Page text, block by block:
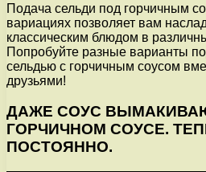
Подача сельди под горчичным
вариациях позволяет вам
классическим блюдом в
Попробуйте разные варианты
сельдью с горчичным соусом
друзьями!
ДАЖЕ СОУС
ГОРЧИЧНОМ СОУСЕ.
ПОСТОЯННО.